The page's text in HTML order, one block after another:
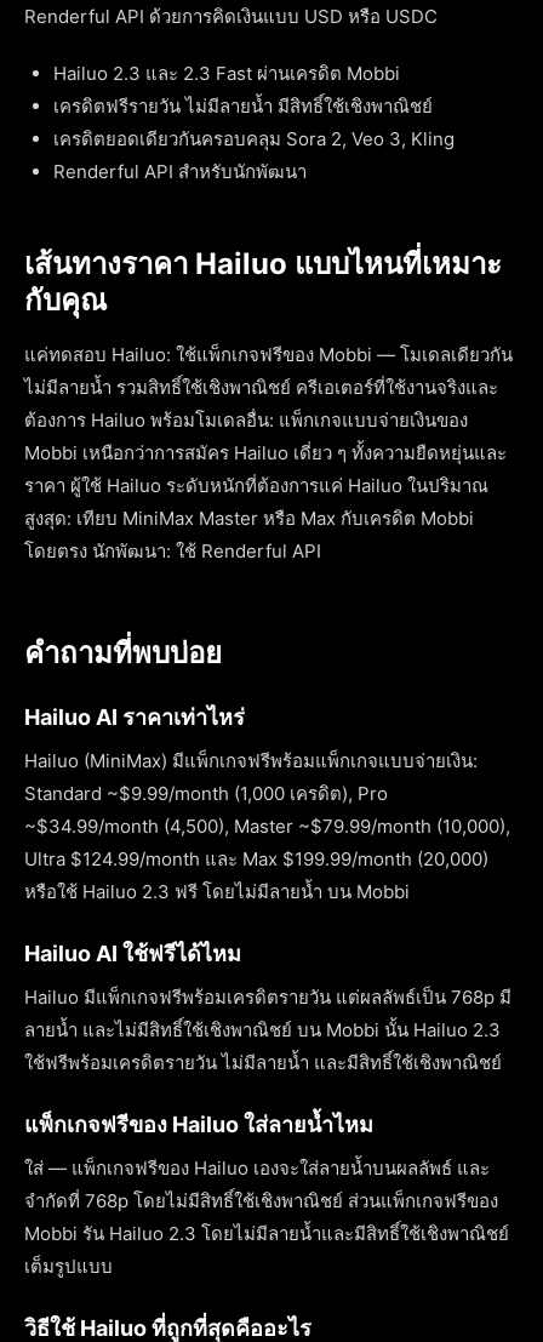
Renderful API ด้วยการคิดเงินแบบ USD หรือ USDC
Hailuo 2.3 และ 2.3 Fast ผ่านเครดิต Mobbi
เครดิตฟรีรายวัน ไม่มีลายน้ำ มีสิทธิ์ใช้เชิงพาณิชย์
เครดิตยอดเดียวกันครอบคลุม Sora 2, Veo 3, Kling
Renderful API สำหรับนักพัฒนา
เส้นทางราคา Hailuo แบบไหนที่เหมาะ
กับคุณ
แค่ทดสอบ Hailuo: ใช้แพ็กเกจฟรีของ Mobbi — โมเดลเดียวกัน
ไม่มีลายน้ำ รวมสิทธิ์ใช้เชิงพาณิชย์ ครีเอเตอร์ที่ใช้งานจริงและ
ต้องการ Hailuo พร้อมโมเดลอื่น: แพ็กเกจแบบจ่ายเงินของ
Mobbi เหนือกว่าการสมัคร Hailuo เดี่ยว ๆ ทั้งความยืดหยุ่นและ
ราคา ผู้ใช้ Hailuo ระดับหนักที่ต้องการแค่ Hailuo ในปริมาณ
สูงสุด: เทียบ MiniMax Master หรือ Max กับเครดิต Mobbi
โดยตรง นักพัฒนา: ใช้ Renderful API
คำถามที่พบบ่อย
Hailuo AI ราคาเท่าไหร่
Hailuo (MiniMax) มีแพ็กเกจฟรีพร้อมแพ็กเกจแบบจ่ายเงิน:
Standard ~$9.99/month (1,000 เครดิต), Pro
~$34.99/month (4,500), Master ~$79.99/month (10,000),
Ultra $124.99/month และ Max $199.99/month (20,000)
หรือใช้ Hailuo 2.3 ฟรี โดยไม่มีลายน้ำ บน Mobbi
Hailuo AI ใช้ฟรีได้ไหม
Hailuo มีแพ็กเกจฟรีพร้อมเครดิตรายวัน แต่ผลลัพธ์เป็น 768p มี
ลายน้ำ และไม่มีสิทธิ์ใช้เชิงพาณิชย์ บน Mobbi นั้น Hailuo 2.3
ใช้ฟรีพร้อมเครดิตรายวัน ไม่มีลายน้ำ และมีสิทธิ์ใช้เชิงพาณิชย์
แพ็กเกจฟรีของ Hailuo ใส่ลายน้ำไหม
ใส่ — แพ็กเกจฟรีของ Hailuo เองจะใส่ลายน้ำบนผลลัพธ์ และ
จำกัดที่ 768p โดยไม่มีสิทธิ์ใช้เชิงพาณิชย์ ส่วนแพ็กเกจฟรีของ
Mobbi รัน Hailuo 2.3 โดยไม่มีลายน้ำและมีสิทธิ์ใช้เชิงพาณิชย์
เต็มรูปแบบ
วิธีใช้ Hailuo ที่ถูกที่สุดคืออะไร